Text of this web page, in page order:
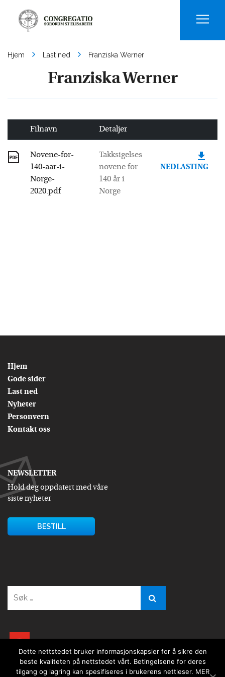
Hjem Last ned Franziska Werner
Franziska Werner
Filnavn Detaljer
Novene-for-
140-aar-i-
Norge-
2020.pdf
Takksigelses
novene for
140 år i
Norge
NEDLASTING
Hjem
Gode sider
Last ned
Nyheter
Personvern
Kontakt oss
NEWSLETTER
Hold deg oppdatert med våre
siste nyheter
BESTILL
youtube
Dette nettstedet bruker informasjonskapsler for å sikre den
beste kvaliteten på nettstedet vårt. Betingelsene for deres
tilgang og lagring kan spesifiseres i brukerens nettleser. MER